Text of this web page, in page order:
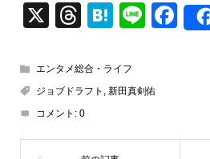
X
T
e
a
d
s
H
e
n
Li
F
o
エンタメ総合・ライフ
ジョブドラフト , 新田真剣佑
コメント: 0